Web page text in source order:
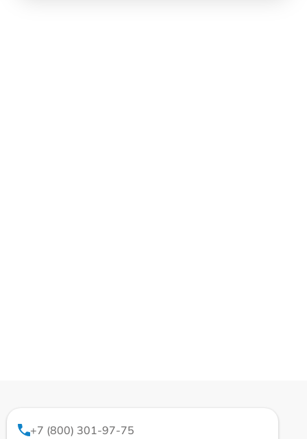
+7 (800) 301-97-75